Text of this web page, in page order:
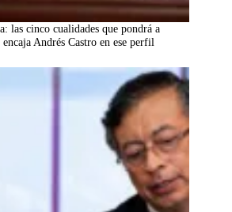
las cinco cualidades que pondrá a
Andrés Castro en ese perfil